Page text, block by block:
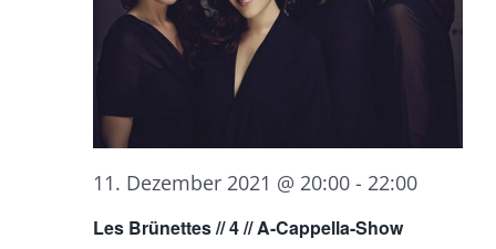
Les Brünettes // 4 // A-Cappella-Show
11. Dezember 2021 @ 20:00 - 22:00